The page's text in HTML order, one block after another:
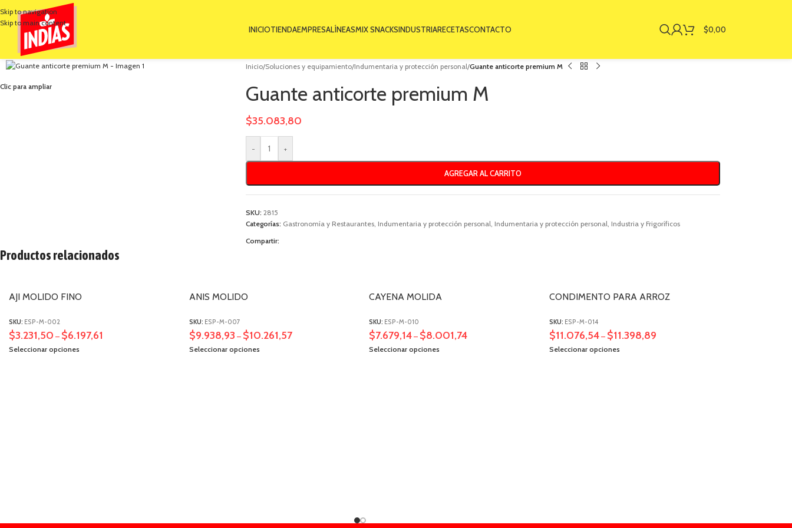
Skip to navigation
Skip to main content
INICIOTIENDAEMPRESALÍNEASMIX SNACKSINDUSTRIARECETASCONTACTO $0,00
Clic para ampliar
Inicio/Soluciones y equipamiento/Indumentaria y protección personal/Guante anticorte premium M
Guante anticorte premium M
$35.083,80
- +
AGREGAR AL CARRITO
SKU:2815
Categorías: Gastronomía y Restaurantes, Indumentaria y protección personal, Indumentaria y protección personal, Industria y Frigoríficos
Compartir:
Productos relacionados
AJI MOLIDO FINO
SKU: ESP-M-002
$3.231,50 – $6.197,61
Seleccionar opciones
ANIS MOLIDO
SKU: ESP-M-007
$9.938,93 – $10.261,57
Seleccionar opciones
CAYENA MOLIDA
SKU: ESP-M-010
$7.679,14 – $8.001,74
Seleccionar opciones
CONDIMENTO PARA ARROZ
SKU: ESP-M-014
$11.076,54 – $11.398,89
Seleccionar opciones